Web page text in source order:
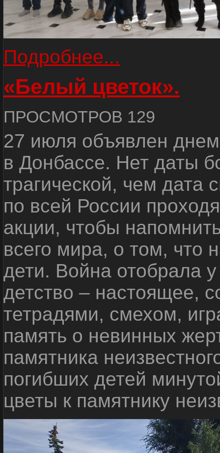
Подробнее...
«Белый цветок».
ПРОСМОТРОВ 129
27 июля объявлен
в Донбассе. Нет даты
трагической, чем дата
по всей России
акции, чтобы
всего мира, о том, что
дети. Война отобрала
детство – настоящее,
тетрадями, смехом,
память о невинных
памятника
погибших детей
цветы к памятнику